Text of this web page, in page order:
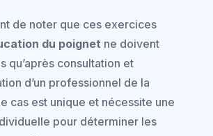
de noter que ces exercices
du poignet ne doivent
qu’après consultation et
d’un professionnel de la
cas est unique et nécessite une
pour déterminer les